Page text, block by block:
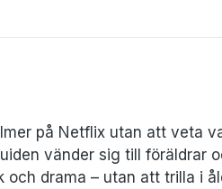
på Netflix utan att veta
vänder sig till föräldrar
och drama – utan att trilla i